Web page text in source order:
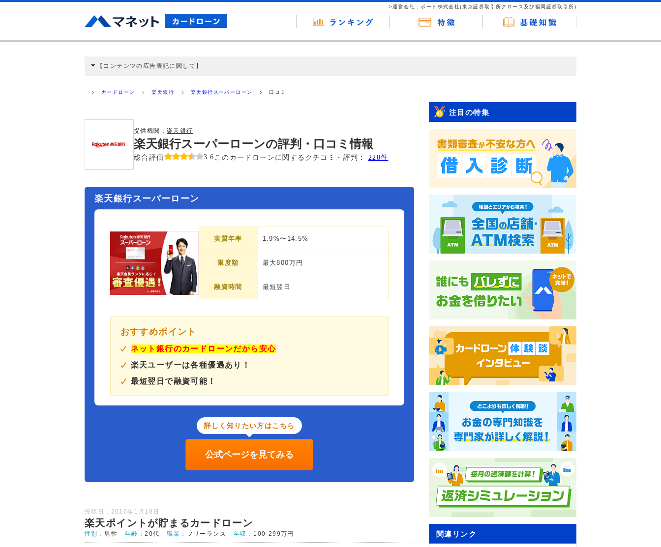
>運営会社：ポート株式会社(東京証券取引所グロース及び福岡証券取引所)
【コンテンツの広告表記に関して】
ミ収集などに基づき、公平性を担保した情報提供を行っています。
カードローン 楽天銀行 楽天銀行スーパーローン 口コミ
提供機関： 楽天銀行
楽天銀行スーパーローンの評判・口コミ情報
総合評価 3.6 このカードローンに関するクチコミ・評判： 228件
楽天銀行スーパーローン
実質年率 1.9%〜14.5%
限度額 最大800万円
融資時間 最短翌日
おすすめポイント
ネット銀行のカードローンだから安心
楽天ユーザーは各種優遇あり！
最短翌日で融資可能！
詳しく知りたい方はこちら
公式ページを見てみる
投稿日：2016年1月18日
楽天ポイントが貯まるカードローン
性別： 男性 年齢：20代 職業： フリーランス 年収： 100-299万円
注目の特集
関連リンク